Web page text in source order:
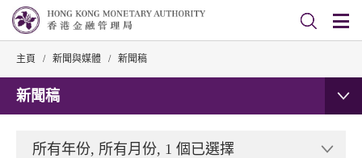
主頁 / 新聞與媒體 / 新聞稿
新聞稿
所有年份, 所有月份, 1 個已選擇